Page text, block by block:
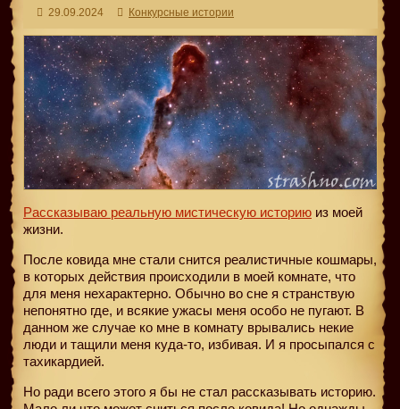
29.09.2024 Конкурсные истории
Рассказываю реальную мистическую историю из моей
жизни.
После ковида мне стали снится реалистичные кошмары,
в которых действия происходили в моей комнате, что
для меня нехарактерно. Обычно во сне я странствую
непонятно где, и всякие ужасы меня особо не пугают. В
данном же случае ко мне в комнату врывались некие
люди и тащили меня куда-то, избивая. И я просыпался с
тахикардией.
Но ради всего этого я бы не стал рассказывать историю.